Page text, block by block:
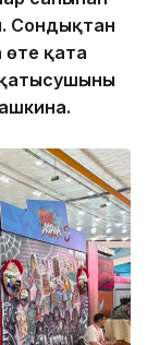
Сондықтан
қатаң
қатысушыны